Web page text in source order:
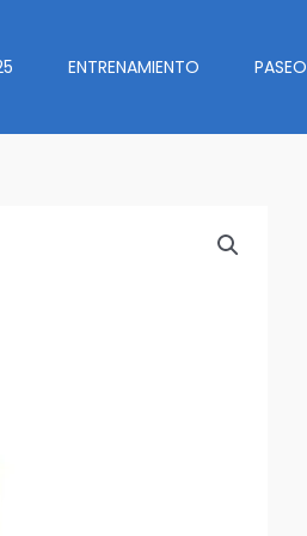
ENTRENAMIENTO PASEO